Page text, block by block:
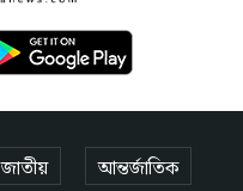
জাতীয় আন্তর্জাতিক